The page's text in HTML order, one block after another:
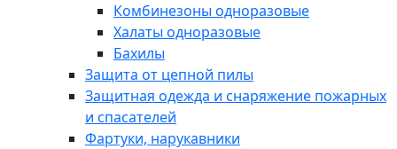
Комбинезоны одноразовые
Халаты одноразовые
Бахилы
Защита от цепной пилы
Защитная одежда и снаряжение пожарных
и спасателей
Фартуки, нарукавники